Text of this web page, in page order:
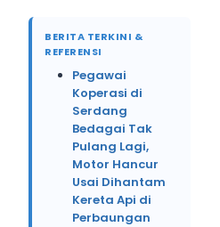
BERITA TERKINI &
REFERENSI
Pegawai
Koperasi di
Serdang
Bedagai Tak
Pulang Lagi,
Motor Hancur
Usai Dihantam
Kereta Api di
Perbaungan